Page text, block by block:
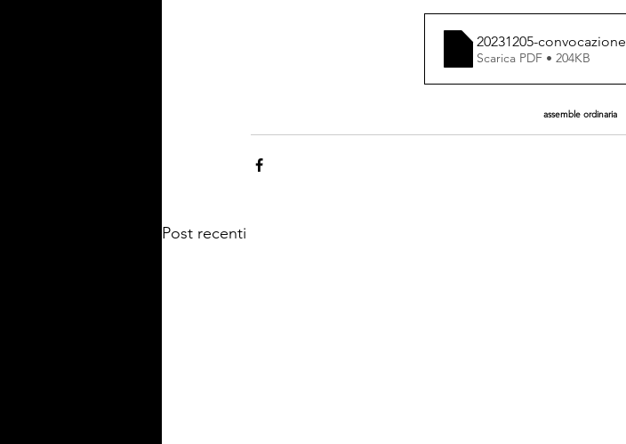
20231205-
Scarica PDF • 204KB
assemble ordinaria
Post recenti